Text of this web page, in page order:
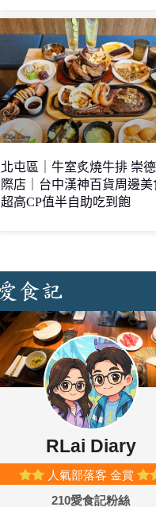
北屯區｜牛室炙燒牛排 崇
際店｜台中漢神百貨周邊美
超高CP值半自助吃到飽